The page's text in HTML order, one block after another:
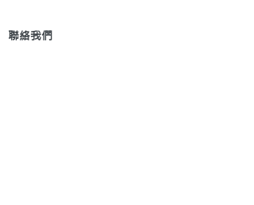
聯絡我們